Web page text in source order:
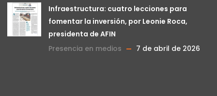
Infraestructura: cuatro lecciones para
fomentar la inversión, por Leonie Roca,
presidenta de AFIN
Presencia en medios
7 de abril de 2026